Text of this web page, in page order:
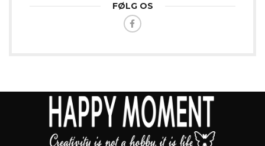
FØLG OS